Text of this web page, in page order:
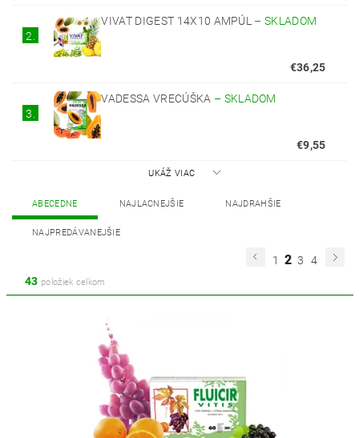
2.
VIVAT DIGEST 14X10 AMPÚL –SKLADOM
€36,25
3.
VADESSA VRECÚŠKA – SKLADOM
€9,55
UKÁŽ VIAC
ABECEDNE NAJLACNEJŠIE NAJDRAHŠIE
NAJPREDÁVANEJŠIE
1 2 3
4
43 položiek celkom